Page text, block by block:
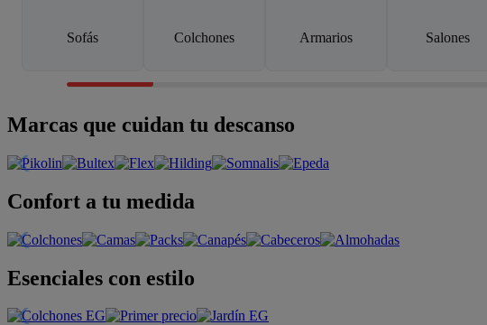
Sofás Colchones Armarios Salones
Marcas que cuidan tu descanso
Confort a tu medida
Esenciales con estilo